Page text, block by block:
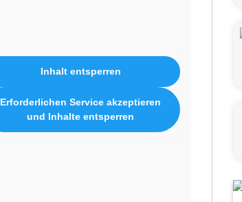
Inhalt entsperren
Erforderlichen Service akzeptieren
und Inhalte entsperren